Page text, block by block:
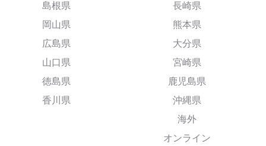
島根県
岡山県
広島県
山口県
徳島県
香川県
長崎県
熊本県
大分県
宮崎県
鹿児島県
沖縄県
海外
オンライン